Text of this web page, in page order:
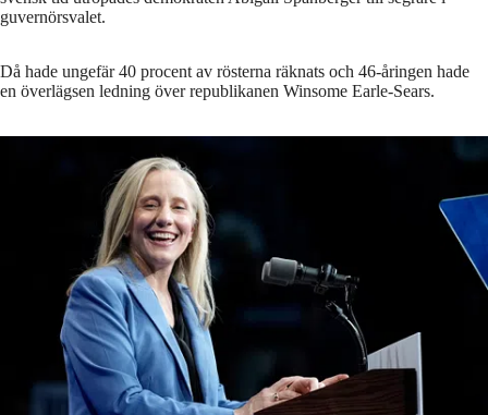
guvernörsvalet.
Då hade ungefär 40 procent av rösterna räknats och 46-åringen hade
en överlägsen ledning över republikanen Winsome Earle-Sears.